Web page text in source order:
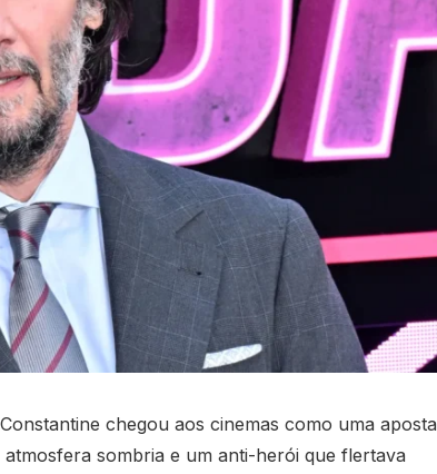
chegou aos cinemas como uma aposta
sombria e um anti-herói que flertava